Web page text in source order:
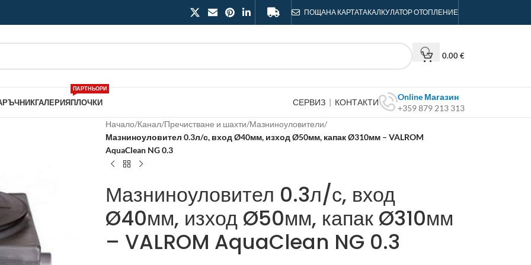
ПОЩАНА КАРТАТАКАЛКУЛАТОР ОТОПЛЕНИЕ
0.00€
ГАЛЕРИЯПЛОЧКИ
ПАРТНЬОРИ
СЕРВИЗ | КОНТАКТИ
Online Магазин
+359 879 213 313
Начало/Канал/Пречистване и шахти/Мазниноуловители/
Мазниноуловител 0.3л/с, вход Ø40мм, изход Ø50мм, капак Ø310мм – VALROM
AquaClean NG 0.3
Мазниноуловител 0.3л/с, вход
Ø40мм, изход Ø50мм, капак Ø310мм
– VALROM AquaClean NG 0.3